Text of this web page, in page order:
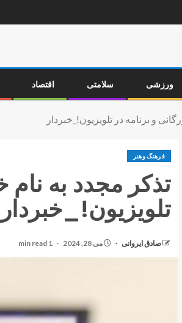
ورزشی سلامتی اقتصاد
و برنامه در تلویزیون!_خبردار
فرهنگ وهنر
تذکر مجدد به نام
تلویزیون!_خبردار
صادق ایروانی می 28, 2024 1 min read